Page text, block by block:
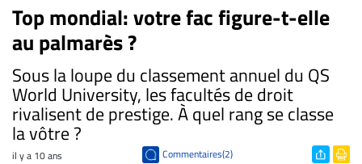
Top mondial: votre fac figure-t-elle
au palmarès ?
Sous la loupe du classement annuel du QS
World University, les facultés de droit
rivalisent de prestige. À quel rang se classe
la vôtre ?
il y a 10 ans Commentaires(2)